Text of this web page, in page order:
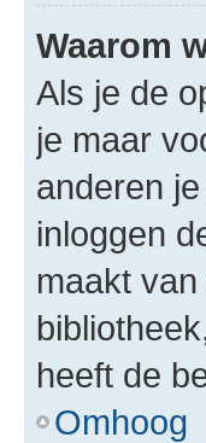
Waarom
Als je de
je maar
anderen
inloggen
maakt
heeft de
Omhoog